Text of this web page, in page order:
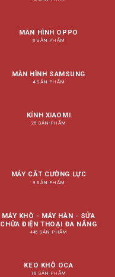
MÀN HÌNH OPPO
8 SẢN PHẨM
MÀN HÌNH SAMSUNG
4 SẢN PHẨM
KÍNH XIAOMI
25 SẢN PHẨM
MÁY CẮT CƯỜNG LỰC
9 SẢN PHẨM
MÁY KHÒ - MÁY HÀN - SỬA
CHỮA ĐIỆN THOẠI ĐA NĂNG
445 SẢN PHẨM
KEO KHÔ OCA
18 SẢN PHẨM